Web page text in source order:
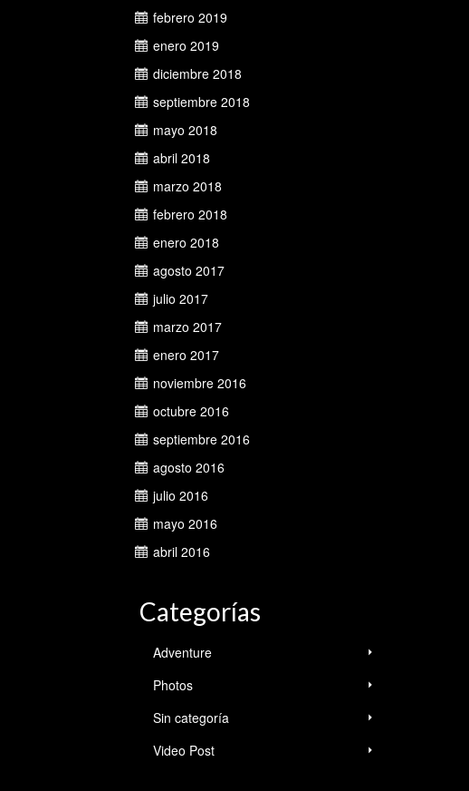
febrero 2019
enero 2019
diciembre 2018
septiembre 2018
mayo 2018
abril 2018
marzo 2018
febrero 2018
enero 2018
agosto 2017
julio 2017
marzo 2017
enero 2017
noviembre 2016
octubre 2016
septiembre 2016
agosto 2016
julio 2016
mayo 2016
abril 2016
Categorías
Adventure
Photos
Sin categoría
Video Post